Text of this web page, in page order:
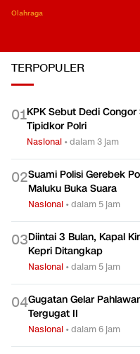
Olahraga
TERPOPULER
01KPK Sebut Dedi
Tipidkor Polri
Nasional •dalam 3 jam
02Suami Polisi Gerebek
Maluku Buka Suara
Nasional •dalam 5 jam
03Diintai 3 Bulan, Kapal
Kepri Ditangkap
Nasional •dalam 5 jam
04Gugatan Gelar
Tergugat II
Nasional •dalam 6 jam